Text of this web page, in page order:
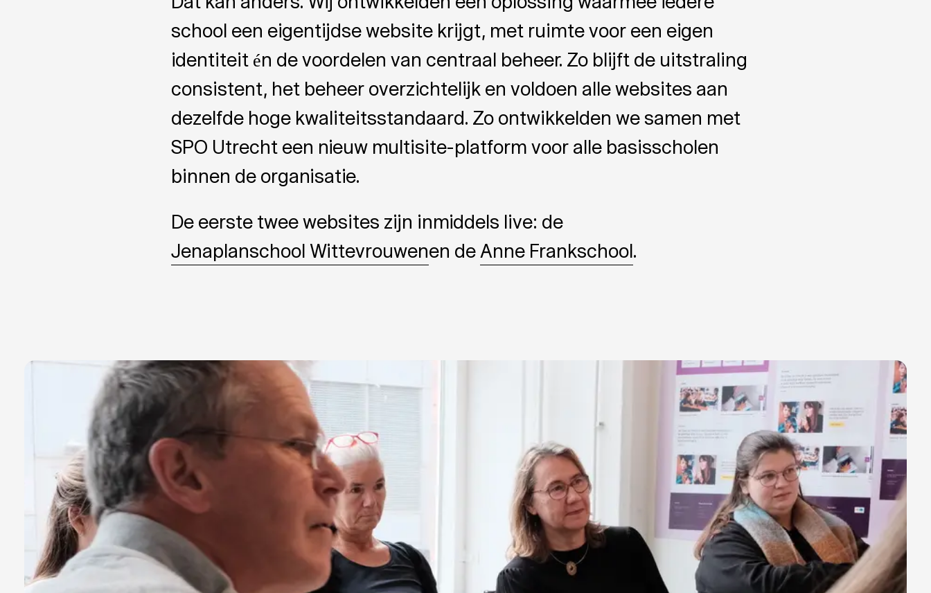
school een eigentijdse website krijgt, met ruimte voor een eigen
identiteit én de voordelen van centraal beheer. Zo blijft de uitstraling
consistent, het beheer overzichtelijk en voldoen alle websites aan
dezelfde hoge kwaliteitsstandaard. Zo ontwikkelden we samen met
SPO Utrecht een nieuw multisite-platform voor alle basisscholen
binnen de organisatie.
De eerste twee websites zijn inmiddels live: de
Jenaplanschool Wittevrouwenen de Anne Frankschool.